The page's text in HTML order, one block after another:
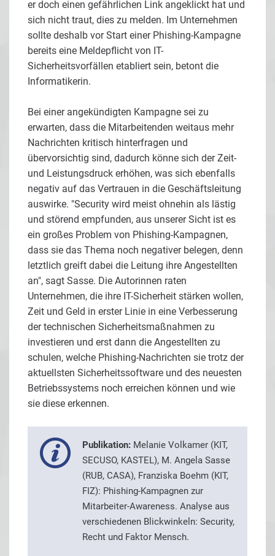
er doch einen gefährlichen Link angeklickt hat und
sich nicht traut, dies zu melden. Im Unternehmen
sollte deshalb vor Start einer Phishing-Kampagne
bereits eine Meldepflicht von IT-
Sicherheitsvorfällen etabliert sein, betont die
Informatikerin.
Bei einer angekündigten Kampagne sei zu
erwarten, dass die Mitarbeitenden weitaus mehr
Nachrichten kritisch hinterfragen und
übervorsichtig sind, dadurch könne sich der Zeit-
und Leistungsdruck erhöhen, was sich ebenfalls
negativ auf das Vertrauen in die Geschäftsleitung
auswirke. "Security wird meist ohnehin als lästig
und störend empfunden, aus unserer Sicht ist es
ein großes Problem von Phishing-Kampagnen,
dass sie das Thema noch negativer belegen, denn
letztlich greift dabei die Leitung ihre Angestellten
an", sagt Sasse. Die Autorinnen raten
Unternehmen, die ihre IT-Sicherheit stärken wollen,
Zeit und Geld in erster Linie in eine Verbesserung
der technischen Sicherheitsmaßnahmen zu
investieren und erst dann die Angestellten zu
schulen, welche Phishing-Nachrichten sie trotz der
aktuellsten Sicherheitssoftware und des neuesten
Betriebssystems noch erreichen können und wie
sie diese erkennen.
Publikation: Melanie Volkamer (KIT,
SECUSO, KASTEL), M. Angela Sasse
(RUB, CASA), Franziska Boehm (KIT,
FIZ): Phishing-Kampagnen zur
Mitarbeiter-Awareness. Analyse aus
verschiedenen Blickwinkeln: Security,
Recht und Faktor Mensch.